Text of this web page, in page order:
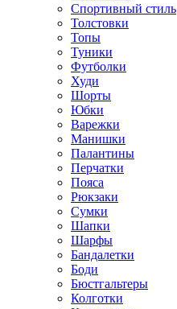
Спортивный стиль
Толстовки
Топы
Туники
Футболки
Худи
Шорты
Юбки
Варежки
Манишки
Палантины
Перчатки
Пояса
Рюкзаки
Сумки
Шапки
Шарфы
Бандалетки
Боди
Бюстгальтеры
Колготки